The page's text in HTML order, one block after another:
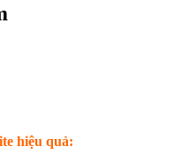
hiệu quả: